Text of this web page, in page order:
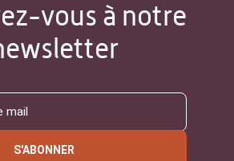
vous à notre
S'ABONNER